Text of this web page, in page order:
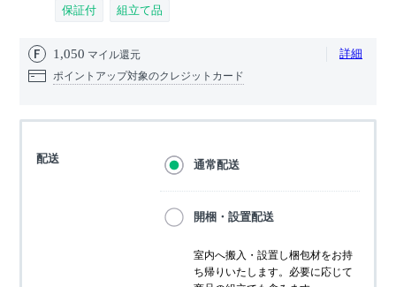
保証付 組立て品
1,050 マイル還元 詳細
ポイントアップ対象のクレジットカード
配送 通常配送
開梱・設置配送
室内へ搬入・設置し梱包材をお持
ち帰りいたします。必要に応じて